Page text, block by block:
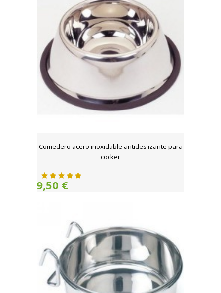
Comedero acero inoxidable antideslizante para
cocker
9,50 €